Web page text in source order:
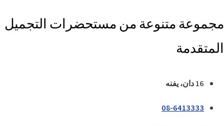
مجموعة متنوعة من مستحضرات التجميل
المتقدمة
16 دان، يفنه
08-6413333